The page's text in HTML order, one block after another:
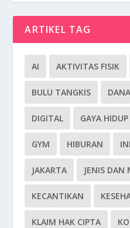
ARTIKEL TAG
AI AKTIVITAS FISIK
BULU TANGKIS
DIGITAL GAYA HIDUP
GYM HIBURAN
JAKARTA JENIS DAN
KECANTIKAN
KLAIM HAK CIPTA